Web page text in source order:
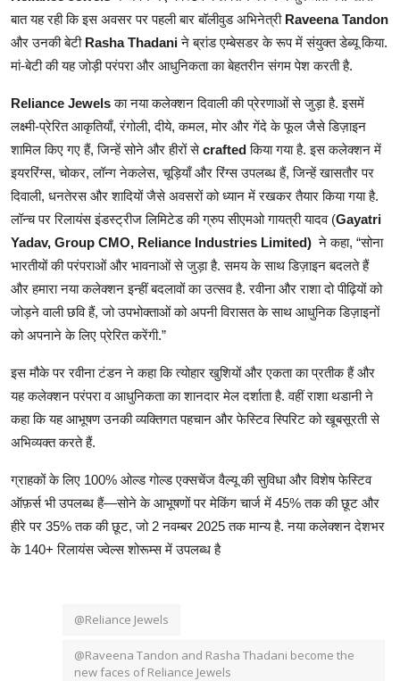
बात यह रही कि इस अवसर पर पहली बार बॉलीवुड अभिनेत्री Raveena Tandon
और उनकी बेटी Rasha Thadaniने ब्रांड एम्बेसडर के रूप में संयुक्त डेब्यू किया.
मां-बेटी की यह जोड़ी परंपरा और आधुनिकता का बेहतरीन संगम पेश करती है.
Reliance Jewelsका नया कलेक्शन दिवाली की प्रेरणाओं से जुड़ा है. इसमें
लक्ष्मी-प्रेरित आकृतियाँ, रंगोली, दीये, कमल, मोर और गेंदे के फूल जैसे डिज़ाइन
शामिल किए गए हैं, जिन्हें सोने और हीरों सेcraftedकिया गया है. इस कलेक्शन में
इयररिंग्स, चोकर, लॉन्ग नेकलेस, चूड़ियाँ और रिंग्स उपलब्ध हैं, जिन्हें खासतौर पर
दिवाली, धनतेरस और शादियों जैसे अवसरों को ध्यान में रखकर तैयार किया गया है.
लॉन्च पर रिलायंस इंडस्ट्रीज लिमिटेड की ग्रुप सीएमओ गायत्री यादव (Gayatri
Yadav, Group CMO, Reliance Industries Limited) ने कहा, “सोना
भारतीयों की परंपराओं और भावनाओं से जुड़ा है. समय के साथ डिज़ाइन बदलते हैं
और हमारा नया कलेक्शन इन्हीं बदलावों का उत्सव है. रवीना और राशा दो पीढ़ियों को
जोड़ने वाली छवि हैं, जो उपभोक्ताओं को अपनी विरासत के साथ आधुनिक डिज़ाइनों
को अपनाने के लिए प्रेरित करेंगी.”
इस मौके पर रवीना टंडन ने कहा कि त्योहार खुशियों और एकता का प्रतीक हैं और
यह कलेक्शन परंपरा व आधुनिकता का शानदार मेल दर्शाता है. वहीं राशा थडानी ने
कहा कि यह आभूषण उनकी व्यक्तिगत पहचान और फेस्टिव स्पिरिट को खूबसूरती से
अभिव्यक्त करते हैं.
ग्राहकों के लिए 100% ओल्ड गोल्ड एक्सचेंज वैल्यू की सुविधा और विशेष फेस्टिव
ऑफ़र्स भी उपलब्ध हैं—सोने के आभूषणों पर मेकिंग चार्ज में 45% तक की छूट और
हीरे पर 35% तक की छूट, जो 2 नवम्बर 2025 तक मान्य है. नया कलेक्शन देशभर
के 140+ रिलायंस ज्वेल्स शोरूम्स में उपलब्ध है
@Reliance Jewels
@Raveena Tandon and Rasha Thadani become the
new faces of Reliance Jewels